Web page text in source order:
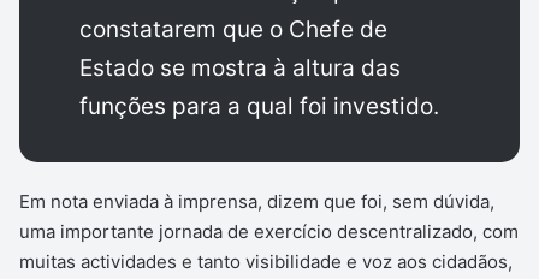
constatarem que o Chefe de
Estado se mostra à altura das
funções para a qual foi investido.
Em nota enviada à imprensa, dizem que foi, sem dúvida,
uma importante jornada de exercício descentralizado, com
muitas actividades e tanto visibilidade e voz aos cidadãos,